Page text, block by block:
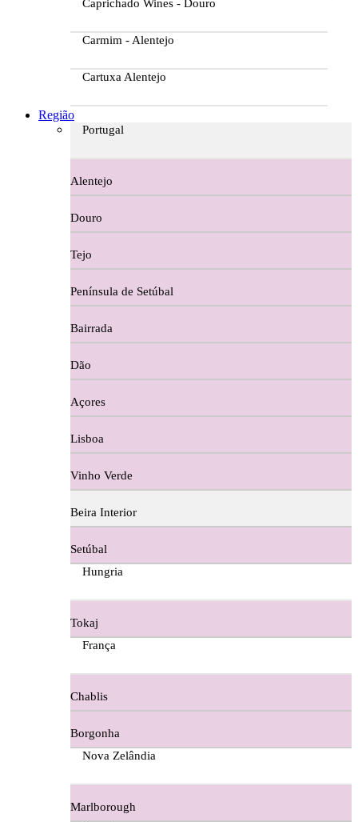
Caprichado Wines - Douro
Carmim - Alentejo
Cartuxa Alentejo
Casa Dos Migueis Douro
Casa Relvas Alentejo
Caves de São João - Bairrada
Charcutaria
Copos e Decanter
Cortes De Reguengo Douro
Digestivos
Divai - Alentejo
Dona Sancha Dão
Doroteia Douro
Ermelinda Freitas - Setubal
Evidencia Dão
Ferraz Wine - Beira Interior
Figueira Coriga - Alentejo
Guerreiro Vinhos - Bairrada
Região
Portugal
Alentejo
Douro
Tejo
Península de Setúbal
Bairrada
Dão
Açores
Lisboa
Vinho Verde
Beira Interior
Setúbal
Hungria
Tokaj
França
Chablis
Borgonha
Nova Zelândia
Marlborough